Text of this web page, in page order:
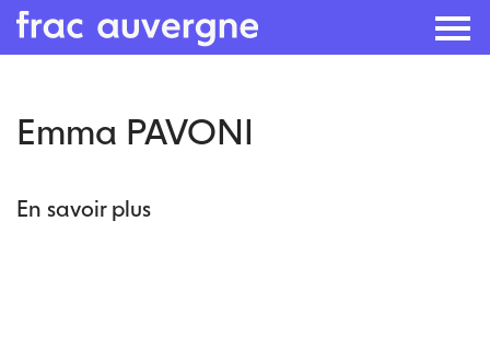
Emma PAVONI
En savoir plus